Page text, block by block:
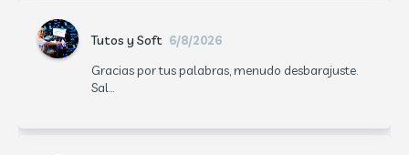
Tutos y Soft 6/8/2026
Gracias por tus palabras, menudo desbarajuste.
Sal...